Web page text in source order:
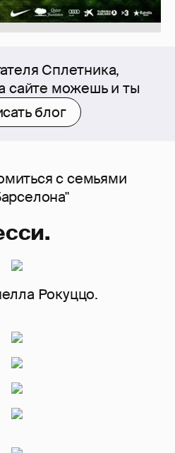
Сплетника,
сайте можешь и ты
блог
с семьями
Рокуццо.